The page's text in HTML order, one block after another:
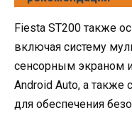
Fiesta ST200 также
включая систему
сенсорным экраном
Android Auto, а также
для обеспечения